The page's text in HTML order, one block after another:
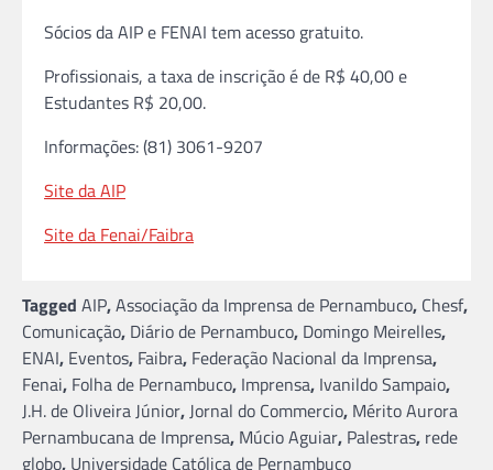
Sócios da AIP e FENAI tem acesso gratuito.
Profissionais, a taxa de inscrição é de R$ 40,00 e
Estudantes R$ 20,00.
Informações: (81) 3061-9207
Site da AIP
Site da Fenai/Faibra
Tagged AIP,Associação da Imprensa de Pernambuco, Chesf,
Comunicação, Diário de Pernambuco, Domingo Meirelles,
ENAI, Eventos, Faibra, Federação Nacional da Imprensa,
Fenai, Folha de Pernambuco, Imprensa, Ivanildo Sampaio,
J.H. de Oliveira Júnior,Jornal do Commercio, Mérito Aurora
Pernambucana de Imprensa, Múcio Aguiar, Palestras, rede
globo, Universidade Católica de Pernambuco